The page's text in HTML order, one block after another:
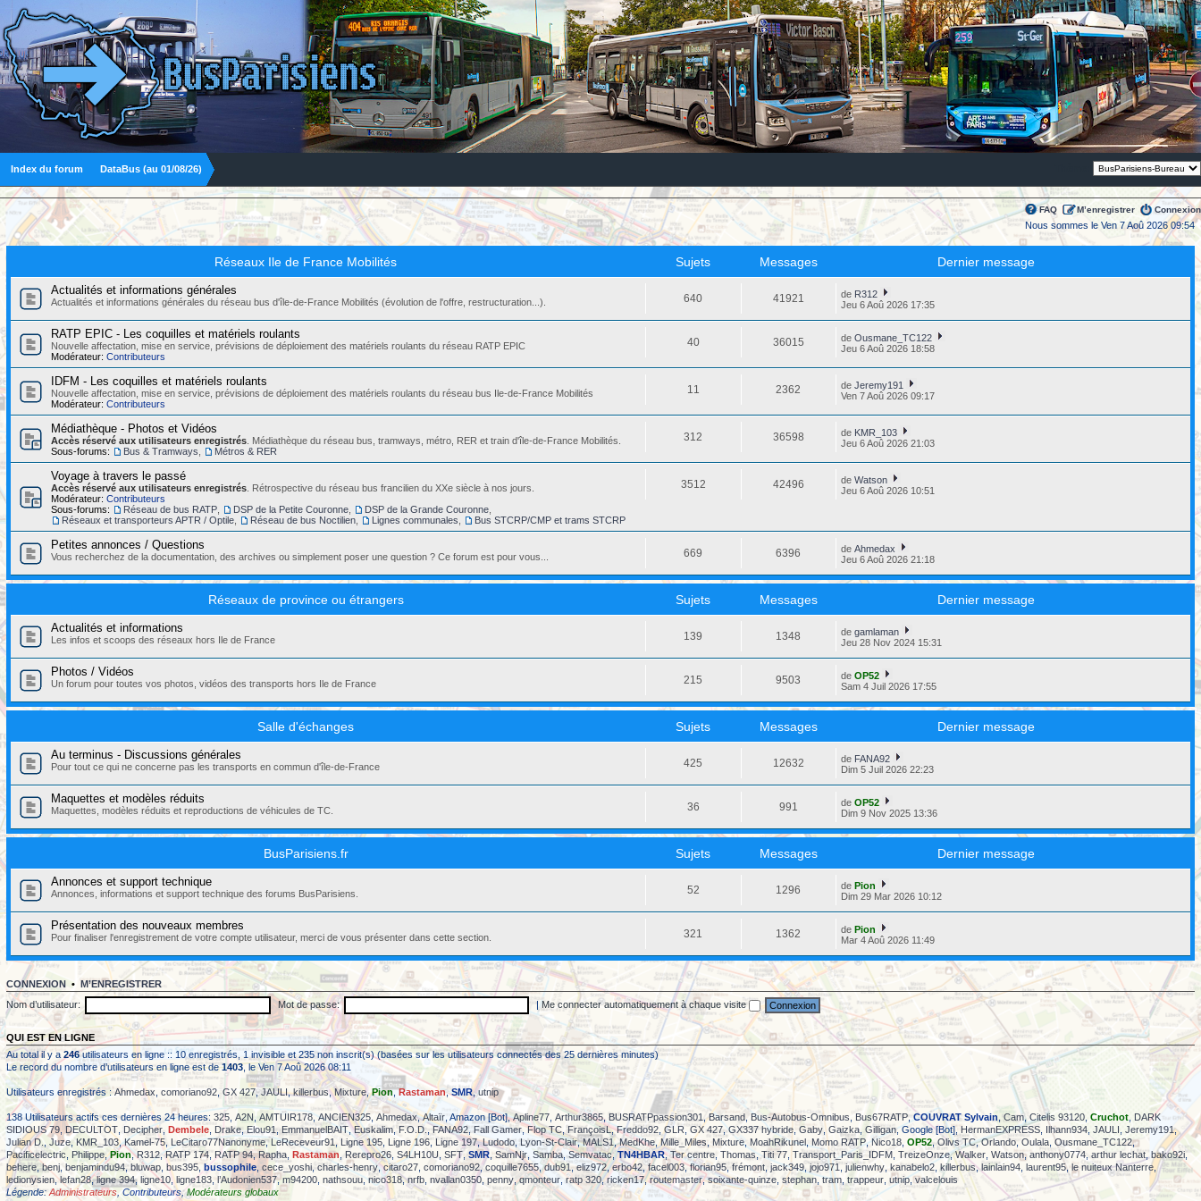
Index du forum DataBus (au 01/08/26)
FAQ M’enregistrer Connexion
Nous sommes le Ven 7 Aoû 2026 09:54
Réseaux Ile de France Mobilités Sujets Messages Dernier message
Actualités et informations générales
Actualités et informations générales du réseau bus d'île-de-France Mobilités (évolution de l'offre, restructuration...). 640 41921 de R312
Jeu 6 Aoû 2026 17:35
RATP EPIC - Les coquilles et matériels roulants
Nouvelle affectation, mise en service, prévisions de déploiement des matériels roulants du réseau RATP EPIC
Modérateur: Contributeurs
40 36015 deOusmane_TC122
Jeu 6 Aoû 2026 18:58
IDFM - Les coquilles et matériels roulants
Nouvelle affectation, mise en service, prévisions de déploiement des matériels roulants du réseau bus Ile-de-France Mobilités
Modérateur: Contributeurs
11 2362 deJeremy191
Ven 7 Aoû 2026 09:17
Médiathèque - Photos et Vidéos
Accès réservé aux utilisateurs enregistrés . Médiathèque du réseau bus, tramways, métro, RER et train d'île-de-France Mobilités.
Sous-forums:
Bus & Tramways Métros & RER
312 36598 de KMR_103
Jeu 6 Aoû 2026 21:03
Voyage à travers le passé
Accès réservé aux utilisateurs enregistrés . Rétrospective du réseau bus francilien du XXe siècle à nos jours.
Modérateur: Contributeurs
Sous-forums:
Réseau de bus RATP DSP de la Petite Couronne DSP de la Grande Couronne
Réseaux et transporteurs APTR / Optile
Réseau de bus Noctilien Lignes communales Bus STCRP/CMP et trams STCRP
3512 42496 deWatson
Jeu 6 Aoû 2026 10:51
Petites annonces / Questions
Vous recherchez de la documentation, des archives ou simplement poser une question ? Ce forum est pour vous... 669 6396 deAhmedax
Jeu 6 Aoû 2026 21:18
Réseaux de province ou étrangers Sujets Messages Dernier message
Actualités et informations
Les infos et scoops des réseaux hors Ile de France 139 1348 degamlaman
Jeu 28 Nov 2024 15:31
Photos / Vidéos
Un forum pour toutes vos photos, vidéos des transports hors Ile de France 215 9503 deOP52
Sam 4 Juil 2026 17:55
Salle d'échanges Sujets Messages Dernier message
Au terminus - Discussions générales
Pour tout ce qui ne concerne pas les transports en commun d'île-de-France 425 12632 de FANA92
Dim 5 Juil 2026 22:23
Maquettes et modèles réduits
Maquettes, modèles réduits et reproductions de véhicules de TC. 36 991 deOP52
Dim 9 Nov 2025 13:36
BusParisiens.fr Sujets Messages Dernier message
Annonces et support technique
Annonces, informations et support technique des forums BusParisiens. 52 1296 dePion
Dim 29 Mar 2026 10:12
Présentation des nouveaux membres
Pour finaliser l'enregistrement de votre compte utilisateur, merci de vous présenter dans cette section. 321 1362 dePion
Mar 4 Aoû 2026 11:49
CONNEXION • M’ENREGISTRER
Nom d’utilisateur:
Mot de passe: |Me connecter automatiquement à chaque visite
QUI EST EN LIGNE
Au total il y a 246utilisateurs en ligne :: 10 enregistrés, 1 invisible et 235 non inscrit(s) (basées sur les utilisateurs connectés des 25 dernières minutes)
Le record du nombre d’utilisateurs en ligne est de1403, le Ven 7 Aoû 2026 08:11
Utilisateurs enregistrés : Ahmedax comoriano92 GX 427,JAULI,killerbus,Mixture,Pion,Rastaman,SMR,utnip
138 Utilisateurs actifs ces dernières 24 heures: 325 A2N AMTUIR178,ANCIEN325 Ahmedax,Altaïr , Amazon [Bot],Apline77 Arthur3865, BUSRATPpassion301 ,Barsand ,Bus-Autobus-Omnibus Bus67RATP,COUVRAT Sylvain ,Cam, Citelis 93120 Cruchot DARK
SIDIOUS 79 DECULTOT Decipher Dembele Drake, Elou91,EmmanuelBAIT,Euskalim,F.O.D. ,FANA92,Fall Gamer,Flop TC FrançoisL,Freddo92 GLR, GX 427,GX337 hybride Gaby Gaizka Gilligan, Google [Bot], HermanEXPRESS Ilhann934 JAULI Jeremy191,
Julian D.
Juze,KMR_103,Kamel-75 LeCitaro77Nanonyme, LeReceveur91 , Ligne 195 Ligne 196, Ligne 197,Ludodo,Lyon-St-Clair,MALS1,MedKhe ,Mille_Miles Mixture MoahRikunel Momo RATP,Nico18 OP52, Olivs TC,Orlando Oulala Ousmane_TC122,
Pacificelectric Philippe,Pion,R312,RATP 174 RATP 94,Rapha Rastaman Rerepro26 S4LH10U SFT SMR SamNjr Samba,Semvatac,TN4HBAR,Ter centre Thomas,Titi 77 Transport_Paris_IDFM TreizeOnze,Walker Watson, anthony0774 arthur lechat, bako92i,
behere, benj benjamindu94,bluwap bus395 ,bussophile cece_yoshi charles-henry,citaro27 comoriano92 ,coquille7655 ,dub91,eliz972,erbo42 ,facel003,florian95 frémont jack349 ,jojo971,julienwhy kanabelo2 killerbus,lainlain94 laurent95, le nuiteux Nanterre
ledionysien,lefan28,ligne 394, ligne10 ,ligne183 l’Audonien537,m94200 nathsouu,nico318,nrfb nvallan0350 penny ,qmonteur ratp 320,ricken17,routemaster,soixante-quinze stephan,tram trappeur utnip,valcelouis
Légende: Administrateurs,Contributeurs,Modérateurs globaux